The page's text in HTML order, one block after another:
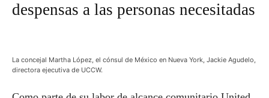
despensas a las personas necesitadas
La concejal Martha López, el cónsul de México en Nueva York, Jackie Agudelo,
directora ejecutiva de UCCW.